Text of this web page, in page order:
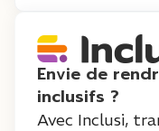
Envie de
inclusifs ?
Avec Inclusi,